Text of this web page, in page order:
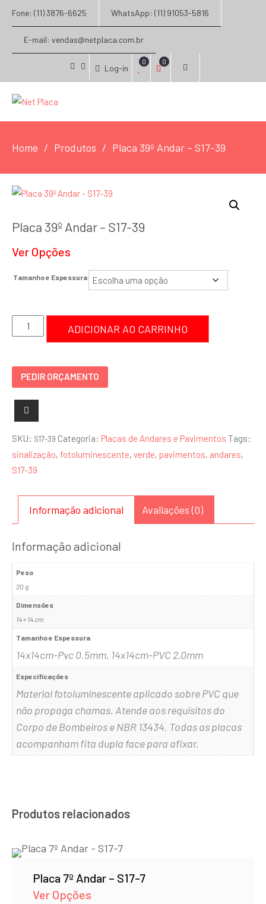
Fone: (11) 3876-6625 WhatsApp: (11) 91053-5816
E-mail: vendas@netplaca.com.br
facebook
instagram
Log-in
0 0
Home Produtos Placa 39º Andar – S17-39
Placa 39º Andar – S17-39
Ver Opções
Tamanho e Espessura
Placa
39º
-
S17-
39
quantidade
ADICIONAR AO CARRINHO
PEDIR ORÇAMENTO
SKU: S17-39 Categoria: Placas de Andares e Pavimentos Tags:
sinalização, fotoluminescente, verde, pavimentos, andares,
S17-39
Informação adicional Avaliações (0)
Informação adicional
Peso
20 g
Dimensões
14 × 14 cm
Tamanho e Espessura
14x14cm-Pvc 0.5mm, 14x14cm-PVC 2.0mm
Especificações
Material fotoluminescente aplicado sobre PVC que
não propaga chamas. Atende aos requisitos do
Corpo de Bombeiros e NBR 13434. Todas as placas
acompanham fita dupla face para afixar.
Produtos relacionados
Placa 7º Andar – S17-7
Ver Opções